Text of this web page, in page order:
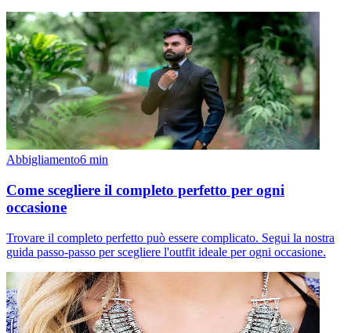
Abbigliamento6 min
Come scegliere il completo perfetto per ogni
occasione
Trovare il completo perfetto può essere complicato. Segui la nostra
guida passo-passo per scegliere l'outfit ideale per ogni occasione.